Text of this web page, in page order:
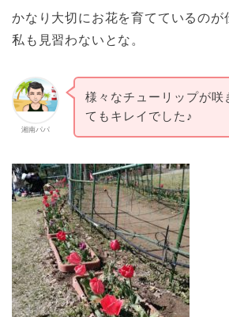
かなり大切にお花を育てているのが
私も見習わないとな。
湘南パパ
様々なチューリップが咲
てもキレイでした♪